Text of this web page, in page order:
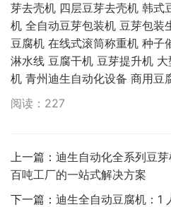
芽去壳机 四层豆芽去壳机 韩式
机 全自动豆芽包装机 豆芽包装
豆腐机 在线式滚筒称重机 种子
淋水线 豆腐干机 豆芽提升机
机 青州迪生自动化设备 商用豆
阅读：227
上一篇： 迪生自动化全系列豆
百吨工厂的一站式解决方案
下一篇： 迪生全自动豆腐机：1